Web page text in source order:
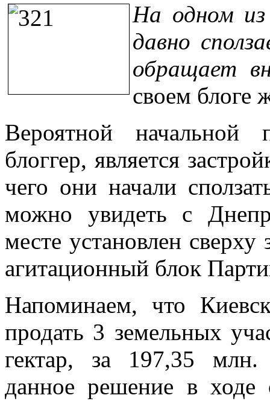
На одном из
давно
обращает
своем блоге
Вероятной
блоггер, является
чего они начали
можно увидеть с
месте установлен
агитационный блок
Напоминаем, что
продать 3 земельных
гектар, за 197,35 млн.
данное решение в ходе